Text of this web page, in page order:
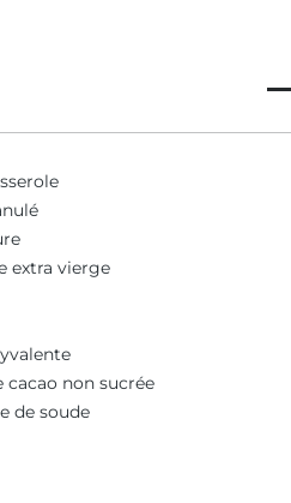
extra vierge
cacao non sucrée
de soude